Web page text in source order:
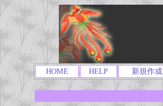
HOME HELP 新規作成